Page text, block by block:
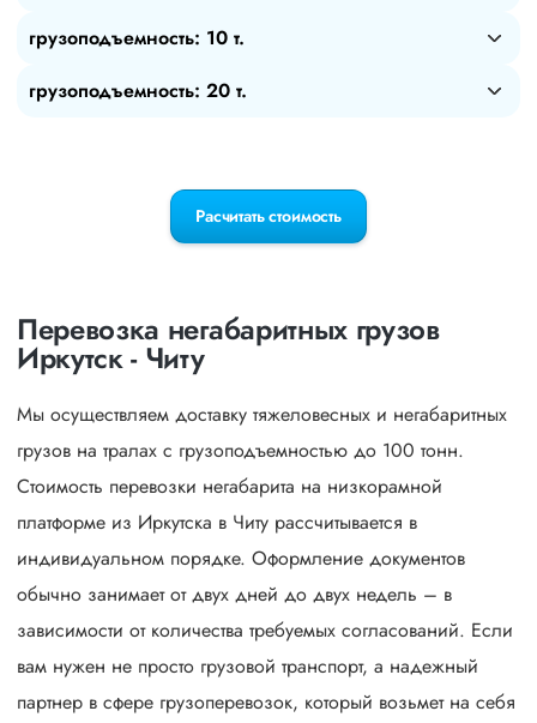
грузоподъемность: 10 т.
грузоподъемность: 20 т.
Расчитать стоимость
Перевозка негабаритных грузов
Иркутск - Читу
Мы осуществляем доставку тяжеловесных и негабаритных
грузов на тралах с грузоподъемностью до 100 тонн.
Стоимость перевозки негабарита на низкорамной
платформе из Иркутска в Читу рассчитывается в
индивидуальном порядке. Оформление документов
обычно занимает от двух дней до двух недель – в
зависимости от количества требуемых согласований. Если
вам нужен не просто грузовой транспорт, а надежный
партнер в сфере грузоперевозок, который возьмет на себя